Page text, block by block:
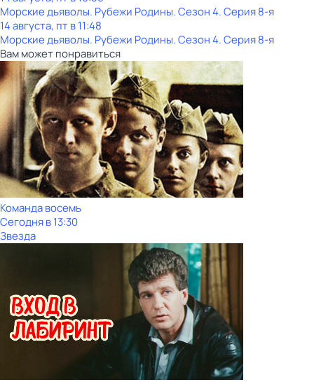
Морские дьяволы. Рубежи Родины. Сезон 4. Серия 8-я
14 августа, пт в 11:48
Морские дьяволы. Рубежи Родины. Сезон 4. Серия 8-я
Вам может понравиться
Команда восемь
Сегодня в 13:30
Звезда